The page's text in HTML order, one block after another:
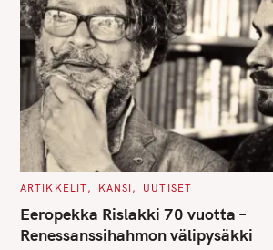
C
T
E
G
O
ARTIKKELIT KANSI UUTISET
Eeropekka Rislakki 70 vuotta –
Renessanssihahmon välipysäkki